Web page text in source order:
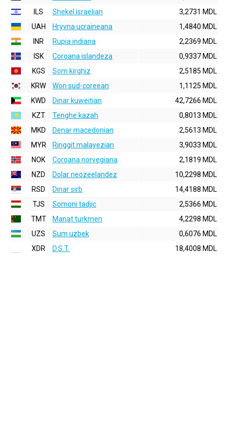
ILS
Shekel israelian
3,2731 MDL
UAH
Hryvna ucraineana
1,4840 MDL
INR
Rupia indiana
2,2369 MDL
ISK
Coroana islandeza
0,9337 MDL
KGS
Som kirghiz
2,5185 MDL
KRW
Won sud-coreean
1,1125 MDL
KWD
Dinar kuweitian
42,7266 MDL
KZT
Tenghe kazah
0,8013 MDL
MKD
Denar macedonian
2,5613 MDL
MYR
Ringgit malayezian
3,9033 MDL
NOK
Coroana norvegiana
2,1819 MDL
NZD
Dolar neozeelandez
10,2298 MDL
RSD
Dinar sirb
14,4188 MDL
TJS
Somoni tadjic
2,5366 MDL
TMT
Manat turkmen
4,2298 MDL
UZS
Sum uzbek
0,6076 MDL
XDR
D.S.T. 18,4008 MDL